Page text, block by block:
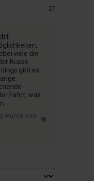
27
viele die
Busse
gibt es
Fahrt, was
wurde von